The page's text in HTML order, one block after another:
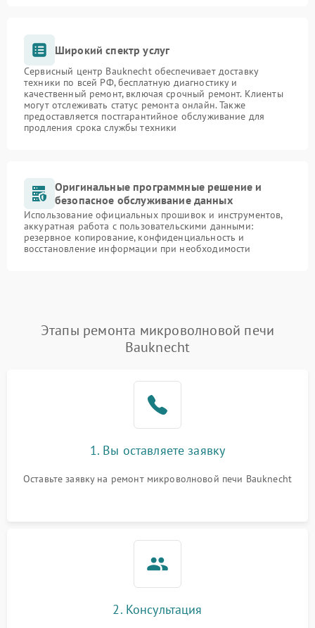
Широкий спектр услуг
Сервисный центр Bauknecht обеспечивает доставку
техники по всей РФ, бесплатную диагностику и
качественный ремонт, включая срочный ремонт. Клиенты
могут отслеживать статус ремонта онлайн. Также
предоставляется постгарантийное обслуживание для
продления срока службы техники
Оригинальные программные решение и
безопасное обслуживание данных
Использование официальных прошивок и инструментов,
аккуратная работа с пользовательскими данными:
резервное копирование, конфиденциальность и
восстановление информации при необходимости
Этапы ремонта микроволновой печи
Bauknecht
1. Вы оставляете заявку
Оставьте заявку на ремонт микроволновой печи Bauknecht
2. Консультация